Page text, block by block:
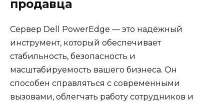
продавца
Сервер Dell PowerEdge — это надёжный
инструмент, который обеспечивает
стабильность, безопасность и
масштабируемость вашего бизнеса. Он
способен справляться с современными
вызовами, облегчать работу сотрудников и